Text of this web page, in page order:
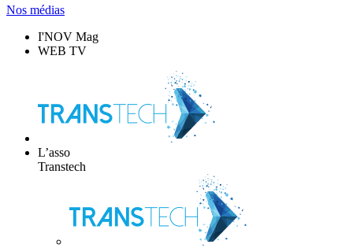
Nos médias
I'NOV Mag
WEB TV
L’asso
Transtech